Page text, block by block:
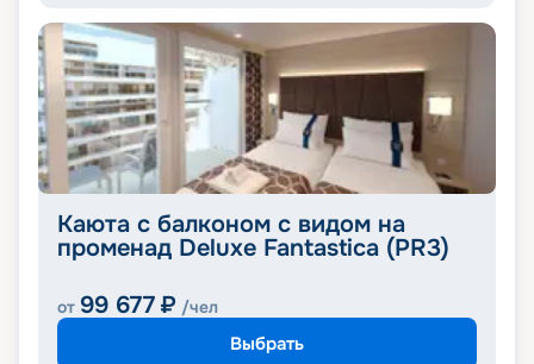
Каюта с балконом с видом на
променад Deluxe Fantastica (PR3)
от 99 677 ₽ /чел
Выбрать